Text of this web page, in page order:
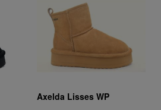
Axelda Lisses WP